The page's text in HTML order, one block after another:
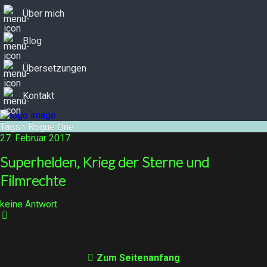
Über mich
Blog
Übersetzungen
Kontakt
Tags › Rogue One
27. Februar 2017
Superhelden, Krieg der Sterne und
Filmrechte
keine Antwort
Zum Seitenanfang